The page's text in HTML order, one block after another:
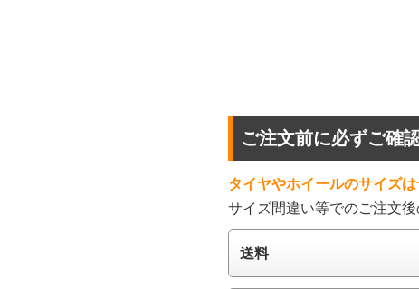
ご注文前に必ずご確
タイヤやホイールのサイズ
サイズ間違い等でのご注文
送料